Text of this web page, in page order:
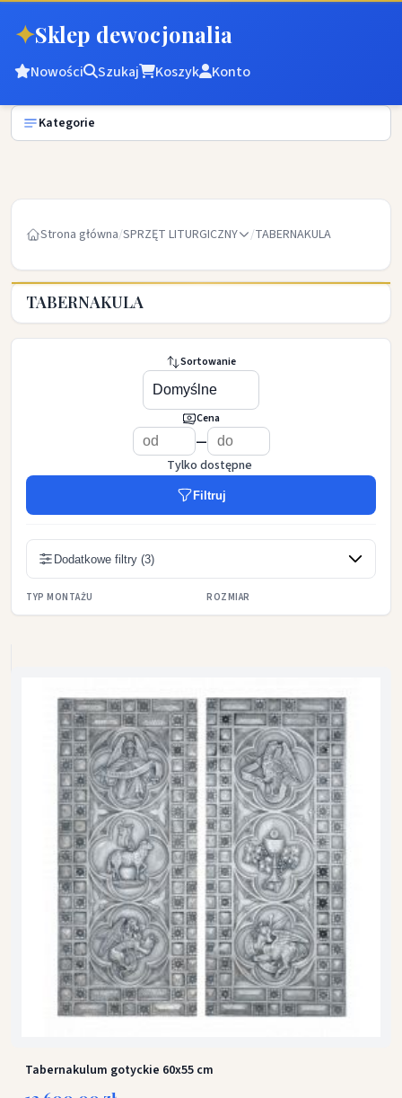
✦Sklep dewocjonalia
Nowości Szukaj Koszyk Konto
Kategorie
Strona główna/SPRZĘT LITURGICZNY /TABERNAKULA
TABERNAKULA
Sortowanie
Cena
—
Tylko dostępne
Filtruj
Dodatkowe filtry (3)
TYP MONTAŻU ROZMIAR
- 30 cm wysokość, 30 cm szerokość, 30
- 35 cm wysokość, 35 cm szerokość, 35
50 cm wysokość, 38 cm szerokość, 40 cm
40 cm wysokość, 48 cm szerokość, 40 cm
S (wys. 28 cm, szer. 24 cm, gł. 22 cm)
M (wys. 33 cm, szer. 30 cm, gł. 28 cm)
L (wys. 40 cm, szer. 40 cm, gł. 38 cm)
XXL (wys. 50 cm, szer. 50 cm, gł. 38 cm)
LAMPKA WIECZNA
tak
Tabernakulum gotyckie 60x55 cm